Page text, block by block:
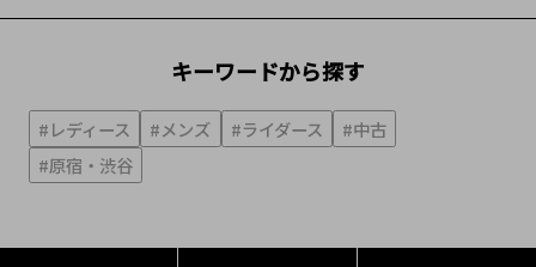
キーワードから探す
#レディース #メンズ #ライダース
#中古
#原宿・渋谷